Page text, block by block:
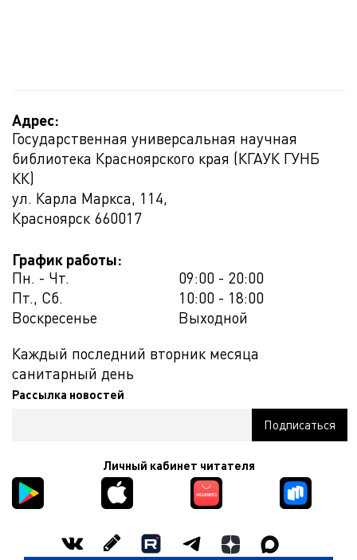
Адрес:
Государственная универсальная научная
библиотека Красноярского края (КГАУК ГУНБ
КК)
ул. Карла Маркса, 114,
Красноярск 660017
График работы:
Пн. - Чт.
09:00 - 20:00
Пт., Сб.
10:00 - 18:00
Воскресенье
Выходной
Каждый последний вторник месяца
санитарный день
Рассылка новостей
Личный кабинет читателя